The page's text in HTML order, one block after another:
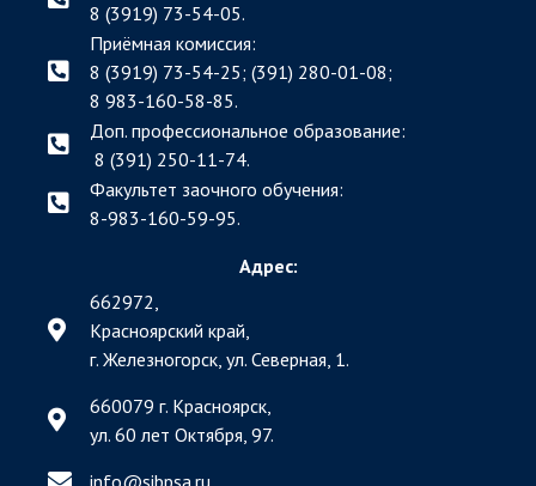
8 (3919) 73-54-05.
Приёмная комиссия:
8 (3919) 73-54-25; (391) 280-01-08;
8 983-160-58-85.
Доп. профессиональное образование:
8 (391) 250-11-74.
Факультет заочного обучения:
8-983-160-59-95.
Адрес:
662972,
Красноярский край,
г. Железногорск, ул. Северная, 1.
660079 г. Красноярск,
ул. 60 лет Октября, 97.
info@sibpsa.ru